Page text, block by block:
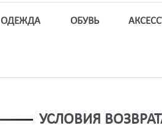
ОДЕЖДА ОБУВЬ
УСЛОВИЯ